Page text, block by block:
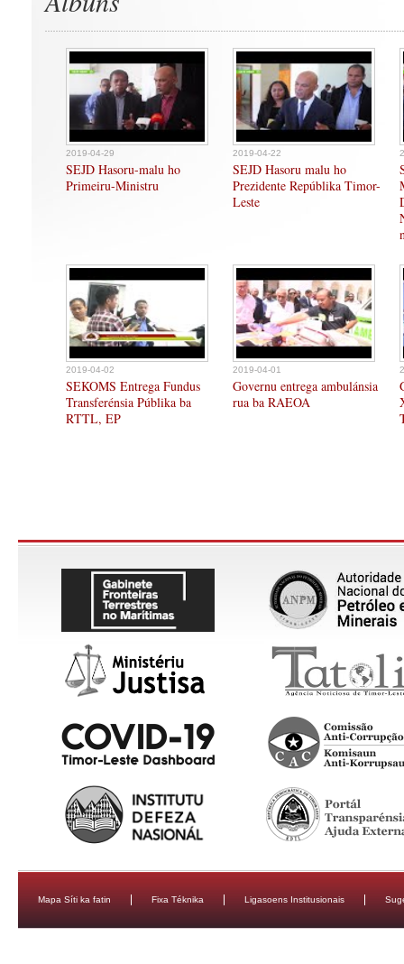
2019-04-29
SEJD Hasoru-malu ho
Primeiru-Ministru
2019-04-22
SEJD Hasoru malu ho
Prezidente Repúblika Timor-
Leste
2019-04-02
SEKOMS Entrega Fundus
Transferénsia Públika ba
RTTL, EP
2019-04-01
Governu entrega ambulánsia
rua ba RAEOA
Mapa Síti ka fatin Fixa Téknika Ligasoens Institusionais